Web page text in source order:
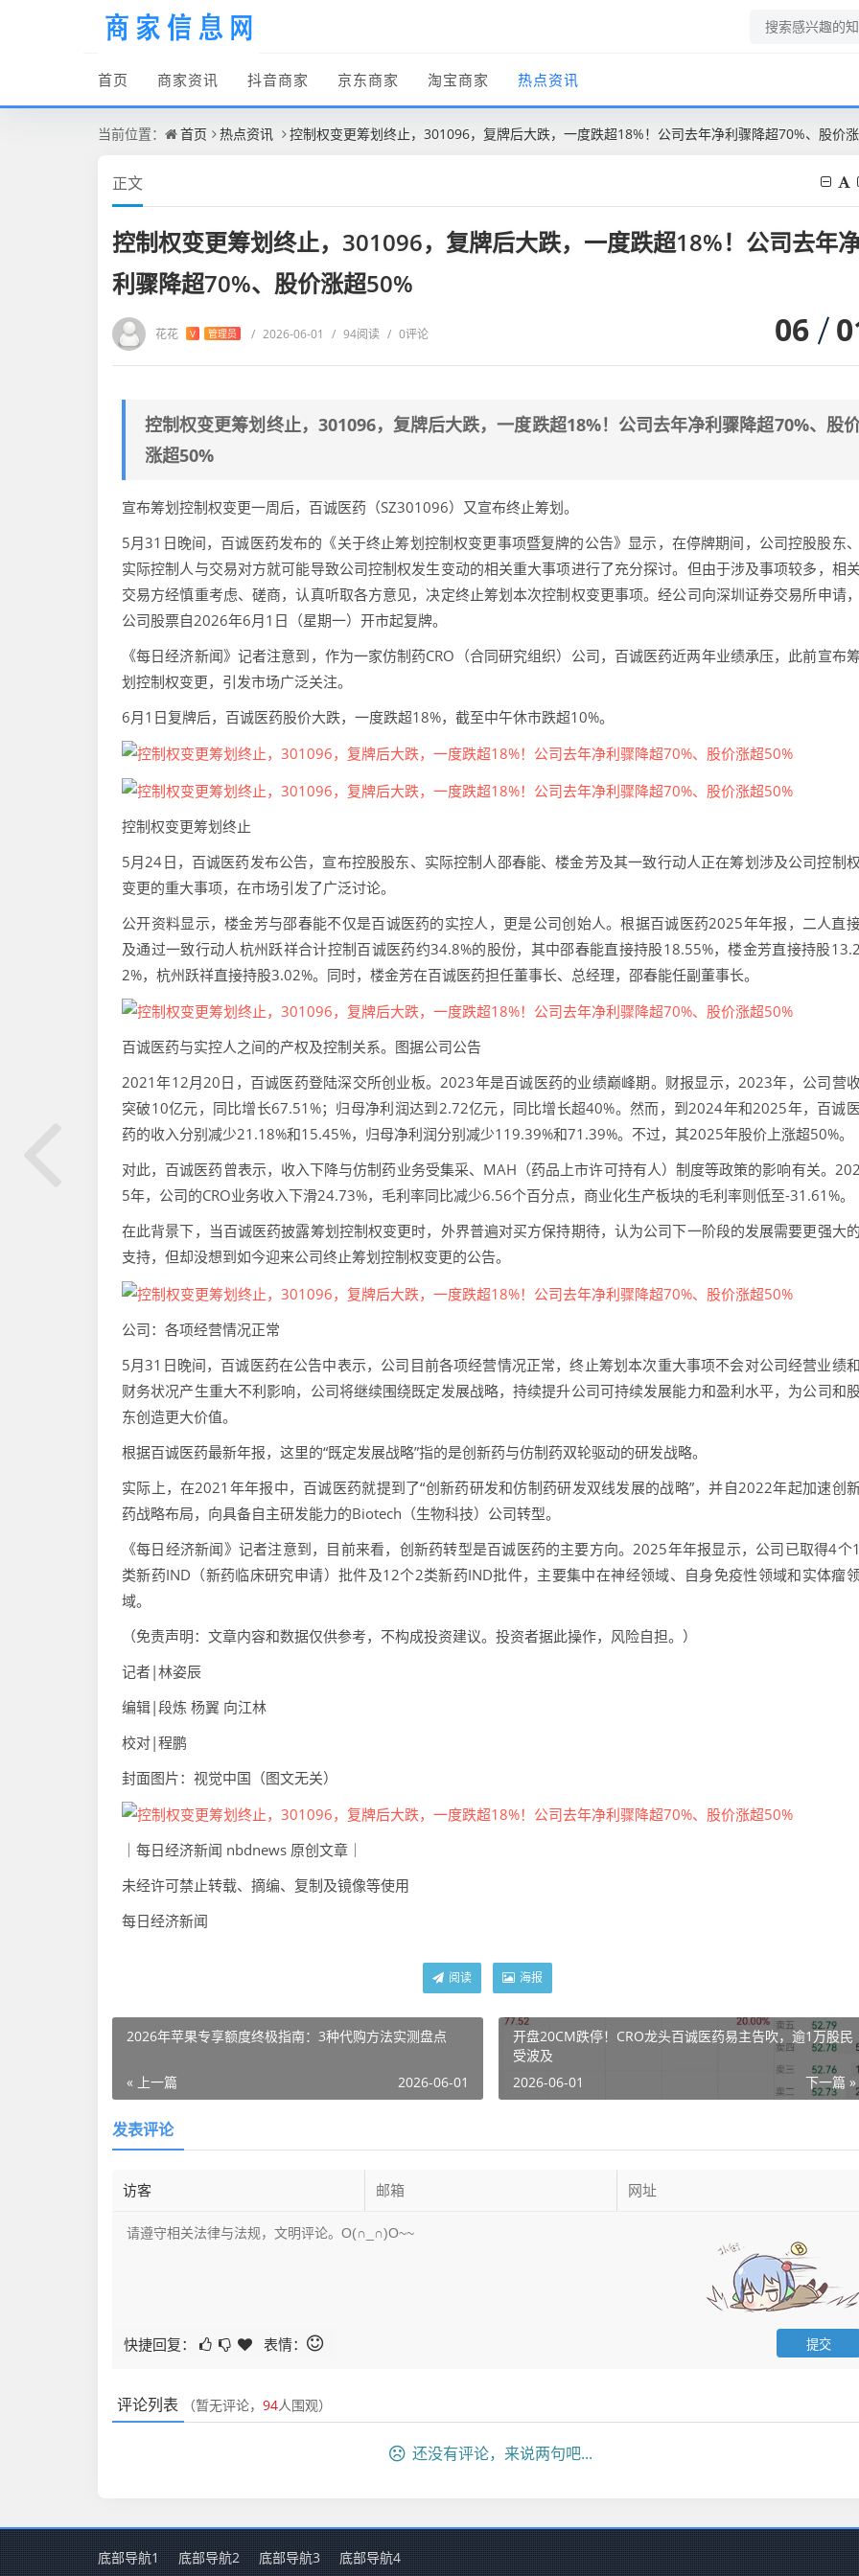
首页 商家资讯 抖音商家 京东商家 淘宝商家 热点资讯
当前位置： 首页 热点资讯 控制权变更筹划终止，301096，复牌后大跌，一度跌超18%！公司去年净利骤降超70%、股价
正文
控制权变更筹划终止，301096，复牌后大跌，一度跌超18%！公司去年
利骤降超70%、股价涨超50%
花花 V 管理员 / 2026-06-01 / 94阅读 / 0评论 06
控制权变更筹划终止，301096，复牌后大跌，一度跌超18%！公司去年净利骤降超70%、股
涨超50%
宣布筹划控制权变更一周后，百诚医药（SZ301096）又宣布终止筹划。
5月31日晚间，百诚医药发布的《关于终止筹划控制权变更事项暨复牌的公告》显示，在停牌期间，公司控股股东、
实际控制人与交易对方就可能导致公司控制权发生变动的相关重大事项进行了充分探讨。但由于涉及事项较多，相关
交易方经慎重考虑、磋商，认真听取各方意见，决定终止筹划本次控制权变更事项。经公司向深圳证券交易所申请，
公司股票自2026年6月1日（星期一）开市起复牌。
《每日经济新闻》记者注意到，作为一家仿制药CRO（合同研究组织）公司，百诚医药近两年业绩承压，此前宣布
划控制权变更，引发市场广泛关注。
6月1日复牌后，百诚医药股价大跌，一度跌超18%，截至中午休市跌超10%。
控制权变更筹划终止
5月24日，百诚医药发布公告，宣布控股股东、实际控制人邵春能、楼金芳及其一致行动人正在筹划涉及公司控制权
变更的重大事项，在市场引发了广泛讨论。
公开资料显示，楼金芳与邵春能不仅是百诚医药的实控人，更是公司创始人。根据百诚医药2025年年报，二人直
及通过一致行动人杭州跃祥合计控制百诚医药约34.8%的股份，其中邵春能直接持股18.55%，楼金芳直接持股13.2
2%，杭州跃祥直接持股3.02%。同时，楼金芳在百诚医药担任董事长、总经理，邵春能任副董事长。
百诚医药与实控人之间的产权及控制关系。图据公司公告
2021年12月20日，百诚医药登陆深交所创业板。2023年是百诚医药的业绩巅峰期。财报显示，2023年，公司营
突破10亿元，同比增长67.51%；归母净利润达到2.72亿元，同比增长超40%。然而，到2024年和2025年，百诚医
药的收入分别减少21.18%和15.45%，归母净利润分别减少119.39%和71.39%。不过，其2025年股价上涨超50%。
对此，百诚医药曾表示，收入下降与仿制药业务受集采、MAH（药品上市许可持有人）制度等政策的影响有关。202
5年，公司的CRO业务收入下滑24.73%，毛利率同比减少6.56个百分点，商业化生产板块的毛利率则低至-31.61%。
在此背景下，当百诚医药披露筹划控制权变更时，外界普遍对买方保持期待，认为公司下一阶段的发展需要更强大的
支持，但却没想到如今迎来公司终止筹划控制权变更的公告。
公司：各项经营情况正常
5月31日晚间，百诚医药在公告中表示，公司目前各项经营情况正常，终止筹划本次重大事项不会对公司经营业绩和
财务状况产生重大不利影响，公司将继续围绕既定发展战略，持续提升公司可持续发展能力和盈利水平，为公司和
东创造更大价值。
根据百诚医药最新年报，这里的“既定发展战略”指的是创新药与仿制药双轮驱动的研发战略。
实际上，在2021年年报中，百诚医药就提到了“创新药研发和仿制药研发双线发展的战略”，并自2022年起加速创
药战略布局，向具备自主研发能力的Biotech（生物科技）公司转型。
《每日经济新闻》记者注意到，目前来看，创新药转型是百诚医药的主要方向。2025年年报显示，公司已取得4个1
类新药IND（新药临床研究申请）批件及12个2类新药IND批件，主要集中在神经领域、自身免疫性领域和实体瘤
域。
（免责声明：文章内容和数据仅供参考，不构成投资建议。投资者据此操作，风险自担。）
记者|林姿辰
编辑|段炼 杨翼 向江林
校对|程鹏
封面图片：视觉中国（图文无关）
｜每日经济新闻 nbdnews 原创文章｜
未经许可禁止转载、摘编、复制及镜像等使用
每日经济新闻
阅读 海报
2026年苹果专享额度终极指南：3种代购方法实测盘点
« 上一篇 2026-06-01
开盘20CM跌停！CRO龙头百诚医药易主告吹，逾1万股民
受波及
下一篇 »
2026-06-01
发表评论
快捷回复： 表情：
评论列表 （暂无评论， 94人围观）
还没有评论，来说两句吧...
底部导航1 底部导航2 底部导航3 底部导航4